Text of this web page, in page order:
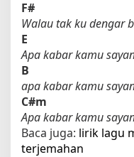
F#
Walau tak ku dengar
E
Apa kabar kamu
B
apa kabar kamu
C#m
Apa kabar kamu
Baca juga: lirik lagu
terjemahan​